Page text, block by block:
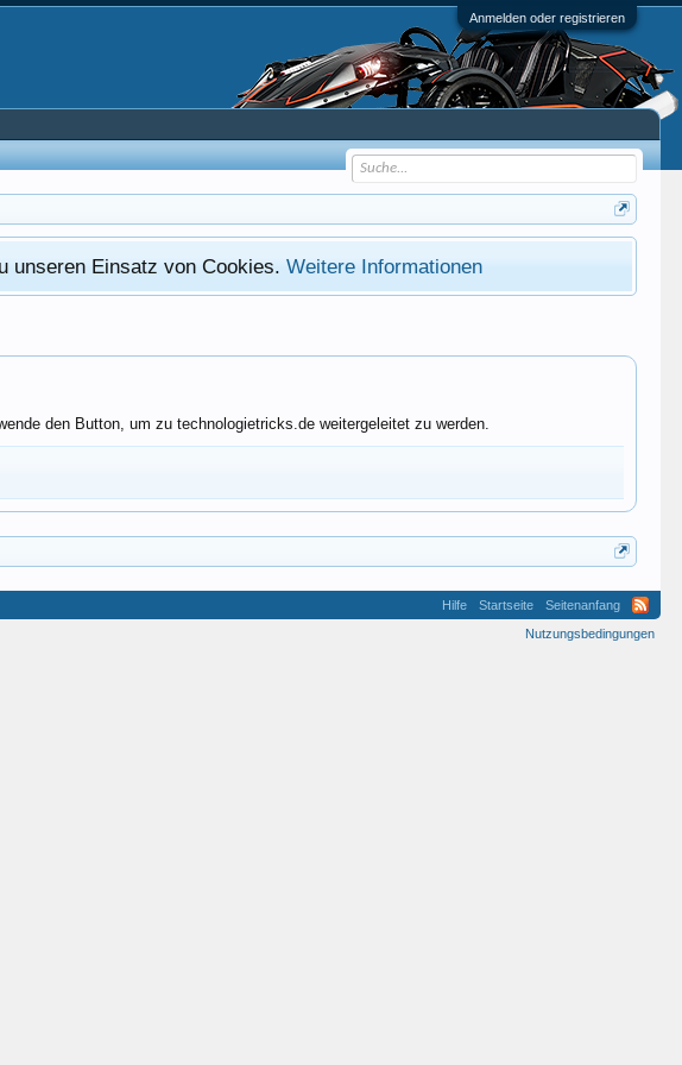
Anmelden oder registrieren
unseren Einsatz von Cookies.Weitere Informationen
den Button, um zu technologietricks.de weitergeleitet zu werden.
Hilfe Startseite
Seitenanfang
Nutzungsbedingungen